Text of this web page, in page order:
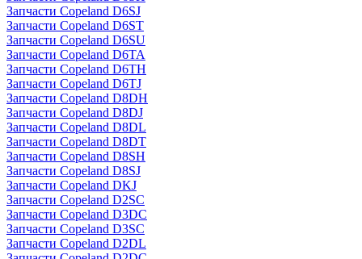
Запчасти Copeland D6SJ
Запчасти Copeland D6ST
Запчасти Copeland D6SU
Запчасти Copeland D6TA
Запчасти Copeland D6TH
Запчасти Copeland D6TJ
Запчасти Copeland D8DH
Запчасти Copeland D8DJ
Запчасти Copeland D8DL
Запчасти Copeland D8DT
Запчасти Copeland D8SH
Запчасти Copeland D8SJ
Запчасти Copeland DKJ
Запчасти Copeland D2SC
Запчасти Copeland D3DC
Запчасти Copeland D3SC
Запчасти Copeland D2DL